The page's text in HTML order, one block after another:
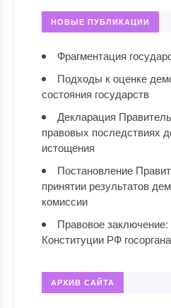
НОВЫЕ ПУБЛИКАЦИИ
Фрагментация
Подходы к оценке
состояния государств
Декларация
правовых последствиях
истощения
Постановление
принятии результатов
комиссии
Правовое
Конституции РФ
АРХИВ САЙТА